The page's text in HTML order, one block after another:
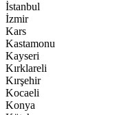
İstanbul
İzmir
Kars
Kastamonu
Kayseri
Kırklareli
Kırşehir
Kocaeli
Konya